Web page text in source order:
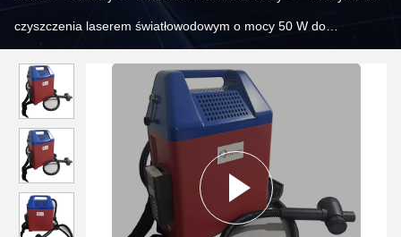
czyszczenia laserem światłowodowym o mocy 50 W do